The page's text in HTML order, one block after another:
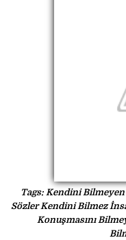
Tags: Kendini
Sözler Kendini Bilmez
Konuşmasını